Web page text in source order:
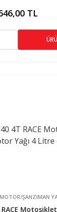
TL
ŞANZIMAN
RACE